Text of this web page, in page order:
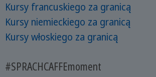
Kursy francuskiego za granicą
Kursy niemieckiego za granicą
Kursy włoskiego za granicą
#SPRACHCAFFEmoment